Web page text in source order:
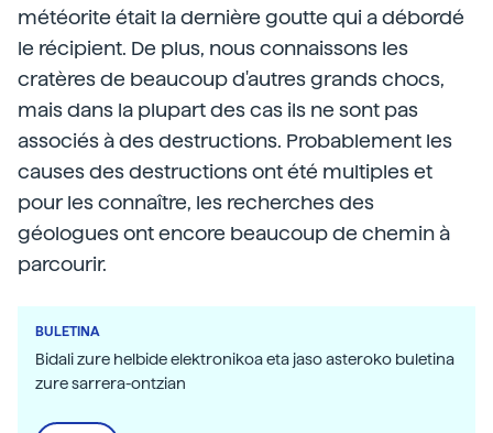
météorite était la dernière goutte qui a débordé
le récipient. De plus, nous connaissons les
cratères de beaucoup d'autres grands chocs,
mais dans la plupart des cas ils ne sont pas
associés à des destructions. Probablement les
causes des destructions ont été multiples et
pour les connaître, les recherches des
géologues ont encore beaucoup de chemin à
parcourir.
BULETINA
Bidali zure helbide elektronikoa eta jaso asteroko buletina
zure sarrera-ontzian